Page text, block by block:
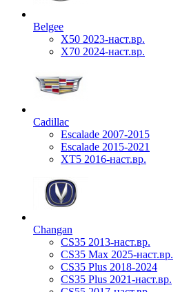
Belgee
X50 2023-наст.вр.
X70 2024-наст.вр.
Cadillac
Escalade 2007-2015
Escalade 2015-2021
XT5 2016-наст.вр.
Changan
CS35 2013-наст.вр.
CS35 Max 2025-наст.вр.
CS35 Plus 2018-2024
CS35 Plus 2021-наст.вр.